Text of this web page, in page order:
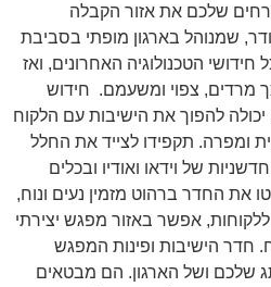
שלכם את אזור הקבלה
שמנוהל בארגון מופתי בסביבת
הטכנולוגיה האחרונים, ואז
מרדים, צפוי ומשעמם. חידוש
יכולה להפוך את הישיבות עם הלקוח
ומפרה. תקפידו לצייד את החלל
של וידאו ואודיו ובכלים
את החדר ברהוט מזמין נעים ונוח,
ללקוחות, אפשר באזור מפגש יצירתי
חדר הישיבות ופינות המפגש
שלכם ושל הארגון. הם מבטאים